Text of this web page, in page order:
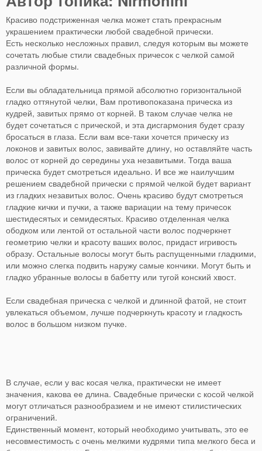
Красиво подстриженная челка может стать прекрасным
украшением практически любой свадебной прически.
Есть несколько несложных правил, следуя которым вы можете
сочетать любые стили свадебных причесок с челкой самой
различной формы.
Если вы обладательница прямой абсолютно горизонтальной
гладко оттянутой челки, Вам противопоказана прическа из
кудрей, завитых прямо от корней. В таком случае челка не
будет сочетаться с прической, и эта дисгармония будет сразу
бросаться в глаза. Если вам все-таки хочется прическу из
локонов и завитых волос, завивайте длину, но оставляйте часть
волос от корней до середины уха незавитыми. Тогда ваша
прическа будет смотреться идеально. И все же наилучшим
решением свадебной прически с прямой челкой будет вариант
из гладких незавитых волос. Очень красиво будут смотреться
гладкие кички и пучки, а также вариации на тему причесок
шестидесятых и семидесятых. Красиво отделенная челка
ободком или лентой от остальной части волос подчеркнет
геометрию челки и красоту ваших волос, придаст игривость
образу. Остальные волосы могут быть распущенными гладкими,
или можно слегка подвить наружу самые кончики. Могут быть и
гладко убранные волосы в бабетту или тугой конский хвост.
Если свадебная прическа с челкой и длинной фатой, не стоит
увлекаться объемом, лучше подчеркнуть красоту и гладкость
волос в большом низком пучке.
В случае, если у вас косая челка, практически не имеет
значения, какова ее длина. Свадебные прически с косой челкой
могут отличаться разнообразием и не имеют стилистических
ограничений.
Единственный момент, который необходимо учитывать, это ее
несовместимость с очень мелкими кудрями типа мелкого беса и